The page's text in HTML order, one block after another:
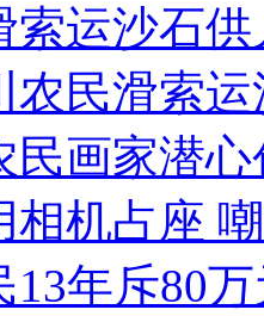
非凡 减压"枕头大战"
索运沙石
农民滑索
民画家潜心
相机占座
13年斥80